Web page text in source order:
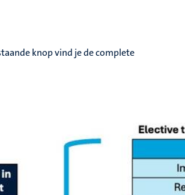
knop vind je de complete